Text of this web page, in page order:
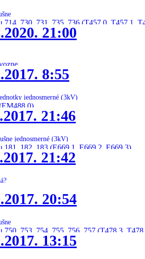
714, 730, 731, 735, 736 (T457.0, T457.1,
21:00
8:55
jednosmerné (3kV)
21:46
jednosmerné (3kV)
181, 182, 183 (E669.1, E669.2, E669.3)
21:42
20:54
750, 753, 754, 755, 756, 757 (T478.3,
13:15